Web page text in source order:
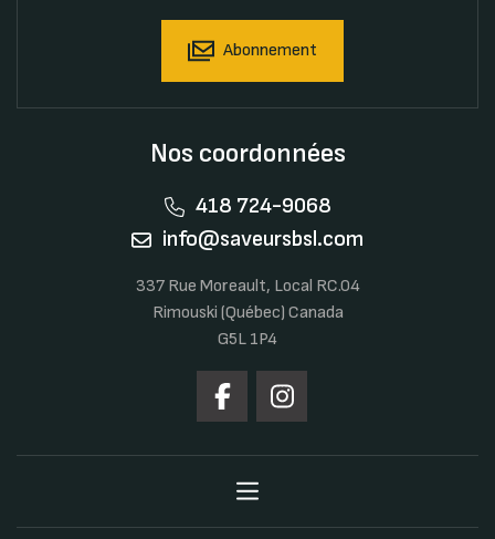
Abonnement
Nos coordonnées
418 724-9068
info@saveursbsl.com
337 Rue Moreault, Local RC.04
Rimouski (Québec) Canada
G5L 1P4